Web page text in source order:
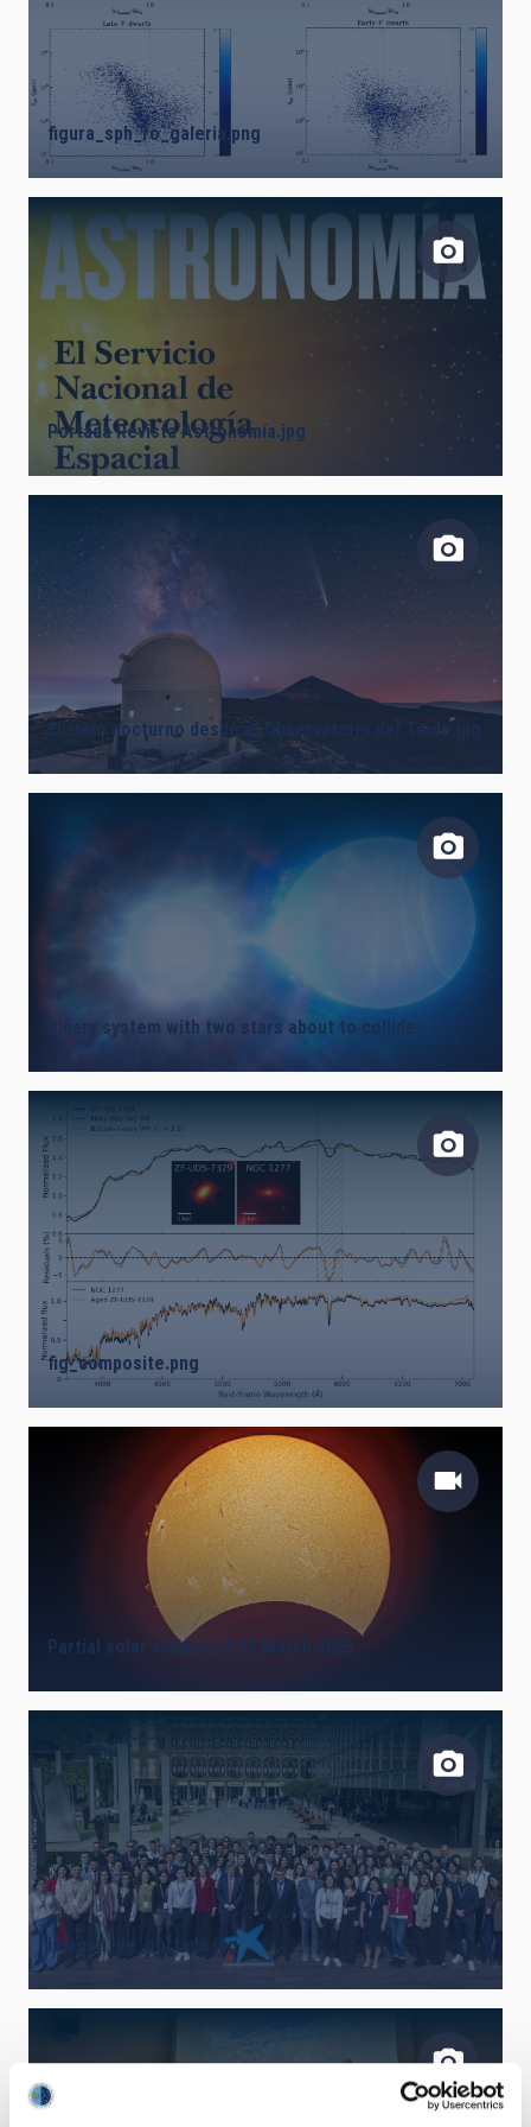
AUTHORED ON SORT BY ORDER
figura_sph_ro_galeria.png
Portada Revista Astronomía.jpg
El cielo nocturno desde el Observatorio del Teide.jpg
Binary system with two stars about to collide
fig_composite.png
Partial solar eclipse of 29 March 2025
imagen_de_portada.jpg